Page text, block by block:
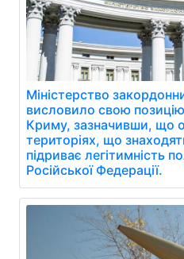
Міністерство
висловило свою
Криму, зазначивши, що
територіях, що
підриває легітимність
Російської Федерації.